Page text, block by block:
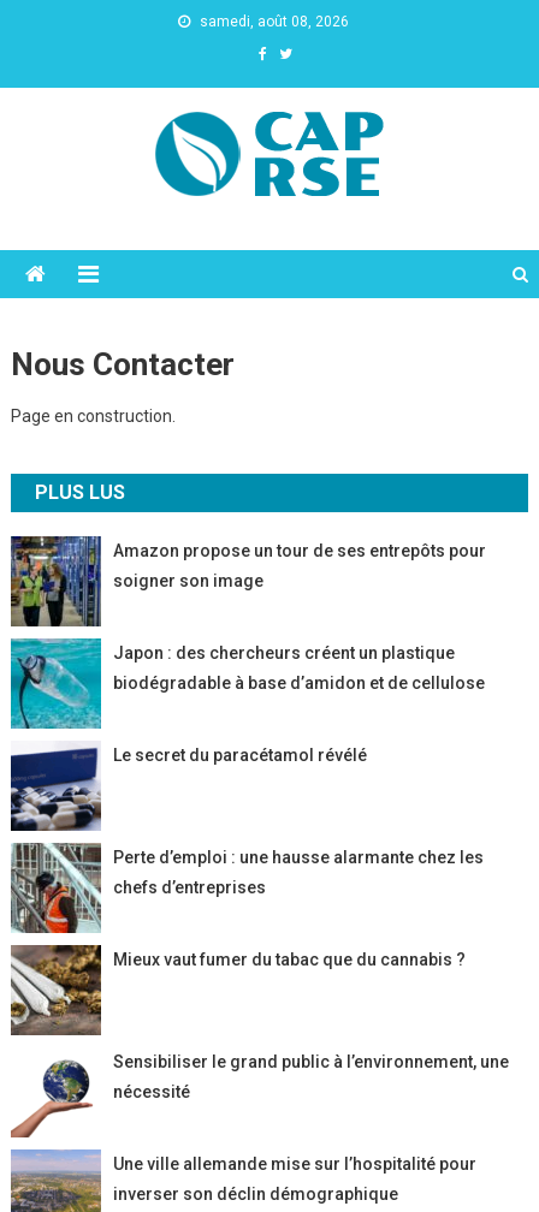
samedi, août 08, 2026
Nous Contacter
Page en construction.
PLUS LUS
Amazon propose un tour de ses entrepôts pour
soigner son image
Japon : des chercheurs créent un plastique
biodégradable à base d’amidon et de cellulose
Le secret du paracétamol révélé
Perte d’emploi : une hausse alarmante chez les
chefs d’entreprises
Mieux vaut fumer du tabac que du cannabis ?
Sensibiliser le grand public à l’environnement, une
nécessité
Une ville allemande mise sur l’hospitalité pour
inverser son déclin démographique